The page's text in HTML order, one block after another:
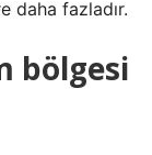
daha fazladır.
bölgesi